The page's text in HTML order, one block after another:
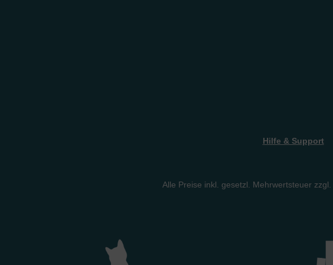
Hilfe & Support
Alle Preise inkl. gesetzl. Mehrwertsteuer zzgl.